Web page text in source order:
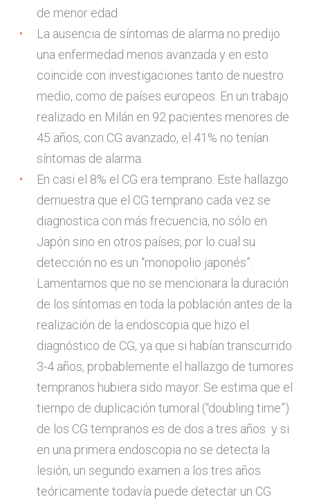
de menor edad
La ausencia de síntomas de alarma no predijo
una enfermedad menos avanzada y en esto
coincide con investigaciones tanto de nuestro
medio, como de países europeos. En un trabajo
realizado en Milán en 92 pacientes menores de
45 años, con CG avanzado, el 41% no tenían
síntomas de alarma.
En casi el 8% el CG era temprano. Este hallazgo
demuestra que el CG temprano cada vez se
diagnostica con más frecuencia, no sólo en
Japón sino en otros países, por lo cual su
detección no es un “monopolio japonés”.
Lamentamos que no se mencionara la duración
de los síntomas en toda la población antes de la
realización de la endoscopia que hizo el
diagnóstico de CG, ya que si habían transcurrido
3-4 años, probablemente el hallazgo de tumores
tempranos hubiera sido mayor. Se estima que el
tiempo de duplicación tumoral (“doubling time”)
de los CG tempranos es de dos a tres años y si
en una primera endoscopia no se detecta la
lesión, un segundo examen a los tres años
teóricamente todavía puede detectar un CG